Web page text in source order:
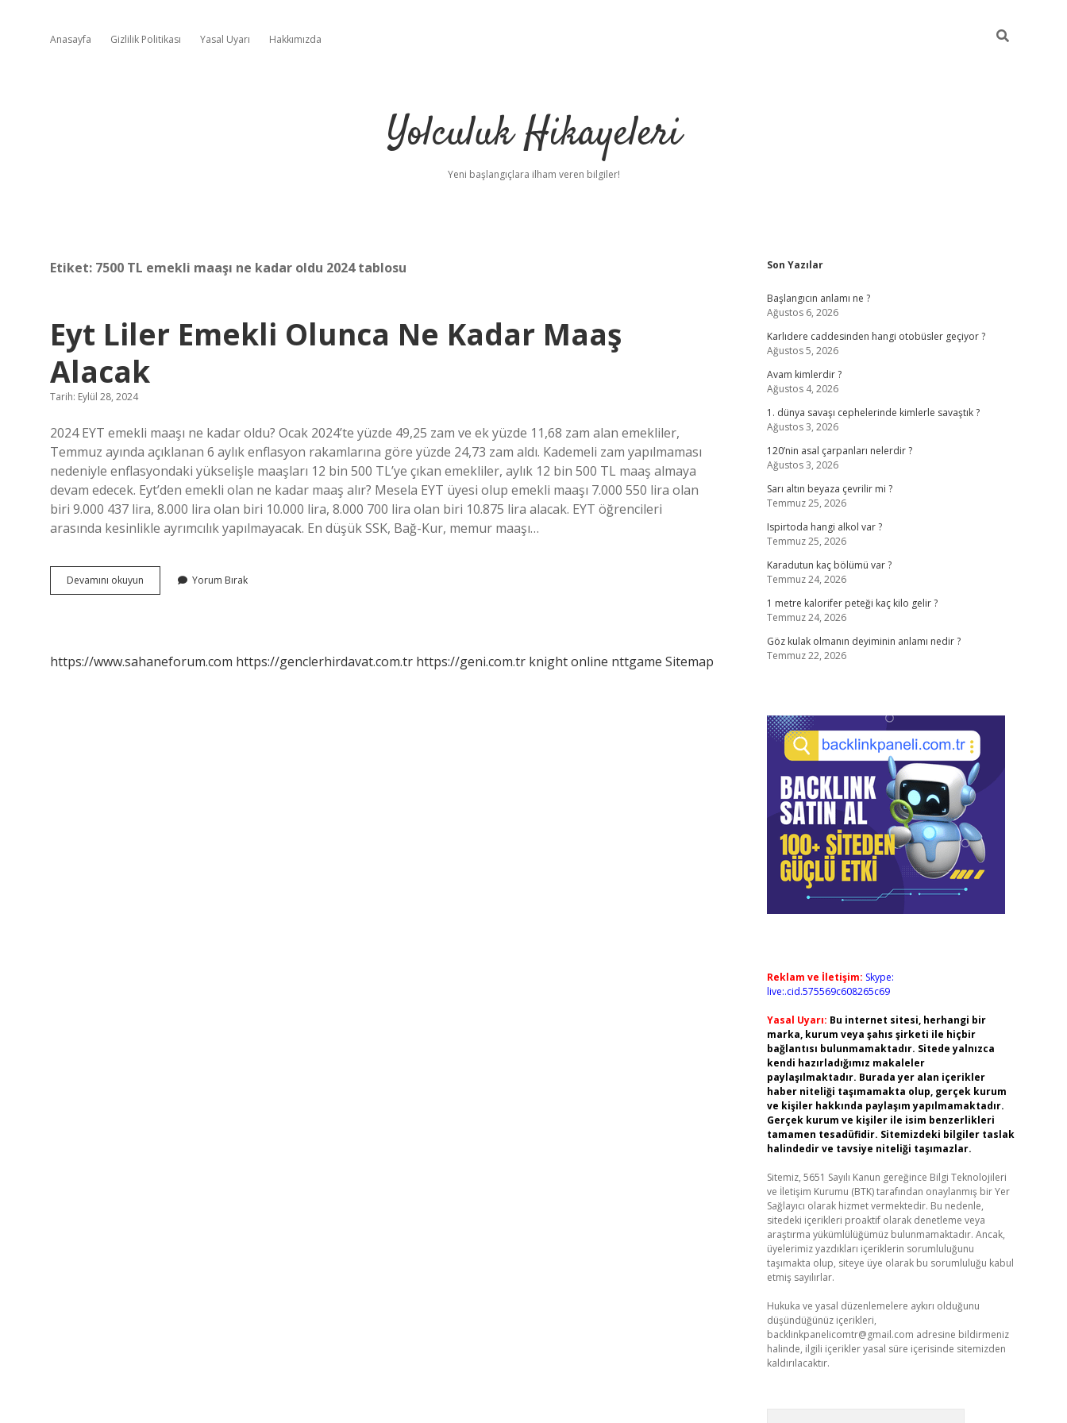
Anasayfa Gizlilik Politikası Yasal Uyarı Hakkımızda
Yolculuk Hikayeleri
Yeni başlangıçlara ilham veren bilgiler!
Etiket: 7500 TL emekli maaşı ne kadar oldu 2024 tablosu
Eyt Liler Emekli Olunca Ne Kadar Maaş
Alacak
Tarih: Eylül 28, 2024
2024 EYT emekli maaşı ne kadar oldu? Ocak 2024’te yüzde 49,25 zam ve ek yüzde 11,68 zam alan emekliler,
Temmuz ayında açıklanan 6 aylık enflasyon rakamlarına göre yüzde 24,73 zam aldı. Kademeli zam yapılmaması
nedeniyle enflasyondaki yükselişle maaşları 12 bin 500 TL’ye çıkan emekliler, aylık 12 bin 500 TL maaş almaya
devam edecek. Eyt’den emekli olan ne kadar maaş alır? Mesela EYT üyesi olup emekli maaşı 7.000 550 lira olan
biri 9.000 437 lira, 8.000 lira olan biri 10.000 lira, 8.000 700 lira olan biri 10.875 lira alacak. EYT öğrencileri
arasında kesinlikle ayrımcılık yapılmayacak. En düşük SSK, Bağ-Kur, memur maaşı…
Devamını okuyun
Liler
Maaş
Yorum Bırak
https://www.sahaneforum.com https://genclerhirdavat.com.tr https://geni.com.tr knight online nttgame Sitemap
Sidebar
Son Yazılar
Başlangıcın anlamı ne ?
Ağustos 6, 2026
Karlıdere caddesinden hangi otobüsler geçiyor ?
Ağustos 5, 2026
Avam kimlerdir ?
Ağustos 4, 2026
1. dünya savaşı cephelerinde kimlerle savaştık ?
Ağustos 3, 2026
120’nin asal çarpanları nelerdir ?
Ağustos 3, 2026
Sarı altın beyaza çevrilir mi ?
Temmuz 25, 2026
Ispirtoda hangi alkol var ?
Temmuz 25, 2026
Karadutun kaç bölümü var ?
Temmuz 24, 2026
1 metre kalorifer peteği kaç kilo gelir ?
Temmuz 24, 2026
Göz kulak olmanın deyiminin anlamı nedir ?
Temmuz 22, 2026
Reklam ve İletişim: Skype:
live:.cid.575569c608265c69
Yasal Uyarı: Bu internet sitesi, herhangi bir
marka, kurum veya şahıs şirketi ile hiçbir
bağlantısı bulunmamaktadır. Sitede yalnızca
kendi hazırladığımız makaleler
paylaşılmaktadır. Burada yer alan içerikler
haber niteliği taşımamakta olup, gerçek kurum
ve kişiler hakkında paylaşım yapılmamaktadır.
Gerçek kurum ve kişiler ile isim benzerlikleri
tamamen tesadüfidir. Sitemizdeki bilgiler taslak
halindedir ve tavsiye niteliği taşımazlar.
Sitemiz, 5651 Sayılı Kanun gereğince Bilgi Teknolojileri
ve İletişim Kurumu (BTK) tarafından onaylanmış bir Yer
Sağlayıcı olarak hizmet vermektedir. Bu nedenle,
sitedeki içerikleri proaktif olarak denetleme veya
araştırma yükümlülüğümüz bulunmamaktadır. Ancak,
üyelerimiz yazdıkları içeriklerin sorumluluğunu
taşımakta olup, siteye üye olarak bu sorumluluğu kabul
etmiş sayılırlar.
Hukuka ve yasal düzenlemelere aykırı olduğunu
düşündüğünüz içerikleri,
backlinkpanelicomtr@gmail.com adresine bildirmeniz
halinde, ilgili içerikler yasal süre içerisinde sitemizden
kaldırılacaktır.